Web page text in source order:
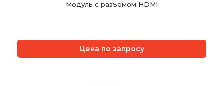
Модуль с разъемом HDMI
Цена по запросу